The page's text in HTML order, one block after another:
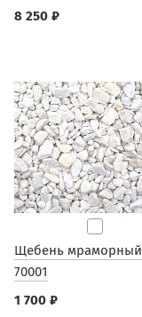
8 250 ₽
Щебень мраморный
70001
1 700 ₽